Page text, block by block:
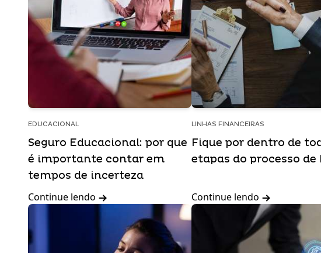
EDUCACIONAL
Seguro Educacional: por que
é importante contar em
tempos de incerteza
Continue lendo
LINHAS FINANCEIRAS
Fique por dentro de
etapas do processo de
Continue lendo